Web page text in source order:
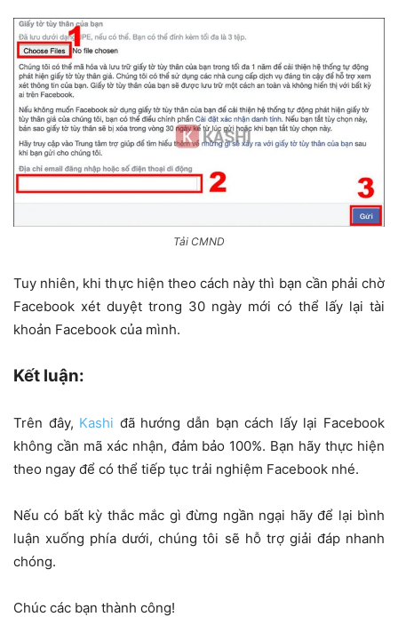
Tải CMND
Tuy nhiên, khi thực hiện theo cách này thì bạn cần phải chờ
Facebook xét duyệt trong 30 ngày mới có thể lấy lại tài
khoản Facebook của mình.
Kết luận:
Trên đây, Kashi đã hướng dẫn bạn cách lấy lại Facebook
không cần mã xác nhận, đảm bảo 100%. Bạn hãy thực hiện
theo ngay để có thể tiếp tục trải nghiệm Facebook nhé.
Nếu có bất kỳ thắc mắc gì đừng ngần ngại hãy để lại bình
luận xuống phía dưới, chúng tôi sẽ hỗ trợ giải đáp nhanh
chóng.
Chúc các bạn thành công!